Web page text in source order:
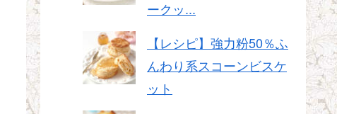
ークッ...
【レシピ】強力粉50％ふ
んわり系スコーンビスケ
ット